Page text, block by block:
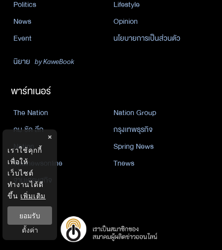
Politics
Lifestyle
News
Opinion
Event
นโยบายการเป็นส่วนตัว
นิยาย by KaweBook
พาร์ทเนอร์
The Nation
Nation Group
คม ชัด ลึก
กรุงเทพธุรกิจ
Nation
Spring News
Thainewsonline
Tnews
ฐานเศรษฐกิจ
×
เราใช้คุกกี้
เพื่อให้
เว็บไซต์
ทำงานได้ดี
ขึ้น เพิ่มเติม
ยอมรับ
ตั้งค่า